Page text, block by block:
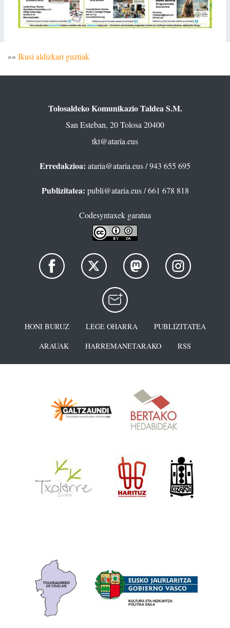
»» Ikusi aldizkari guztiak
Tolosaldeko Komunikazio Taldea S.M.
San Esteban, 20 Tolosa 20400
tkt@ataria.eus
Erredakzioa: ataria@ataria.eus/ 943 655 695
Publizitatea: publi@ataria.eus/ 661 678 818
Codesyntaxek garatua
HONI BURUZ LEGE OHARRA
PUBLIZITATEA
ARAUAK
HARREMANETARAKO RSS